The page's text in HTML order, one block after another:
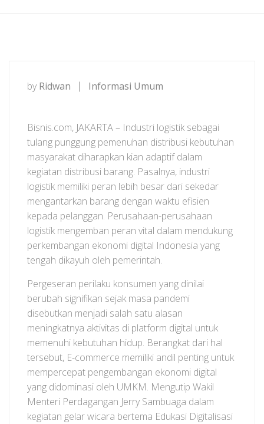
by Ridwan Informasi Umum
Bisnis.com, JAKARTA – Industri logistik sebagai
tulang punggung pemenuhan distribusi kebutuhan
masyarakat diharapkan kian adaptif dalam
kegiatan distribusi barang. Pasalnya, industri
logistik memiliki peran lebih besar dari sekedar
mengantarkan barang dengan waktu efisien
kepada pelanggan. Perusahaan-perusahaan
logistik mengemban peran vital dalam mendukung
perkembangan ekonomi digital Indonesia yang
tengah dikayuh oleh pemerintah.
Pergeseran perilaku konsumen yang dinilai
berubah signifikan sejak masa pandemi
disebutkan menjadi salah satu alasan
meningkatnya aktivitas di platform digital untuk
memenuhi kebutuhan hidup. Berangkat dari hal
tersebut, E-commerce memiliki andil penting untuk
mempercepat pengembangan ekonomi digital
yang didominasi oleh UMKM. Mengutip Wakil
Menteri Perdagangan Jerry Sambuaga dalam
kegiatan gelar wicara bertema Edukasi Digitalisasi